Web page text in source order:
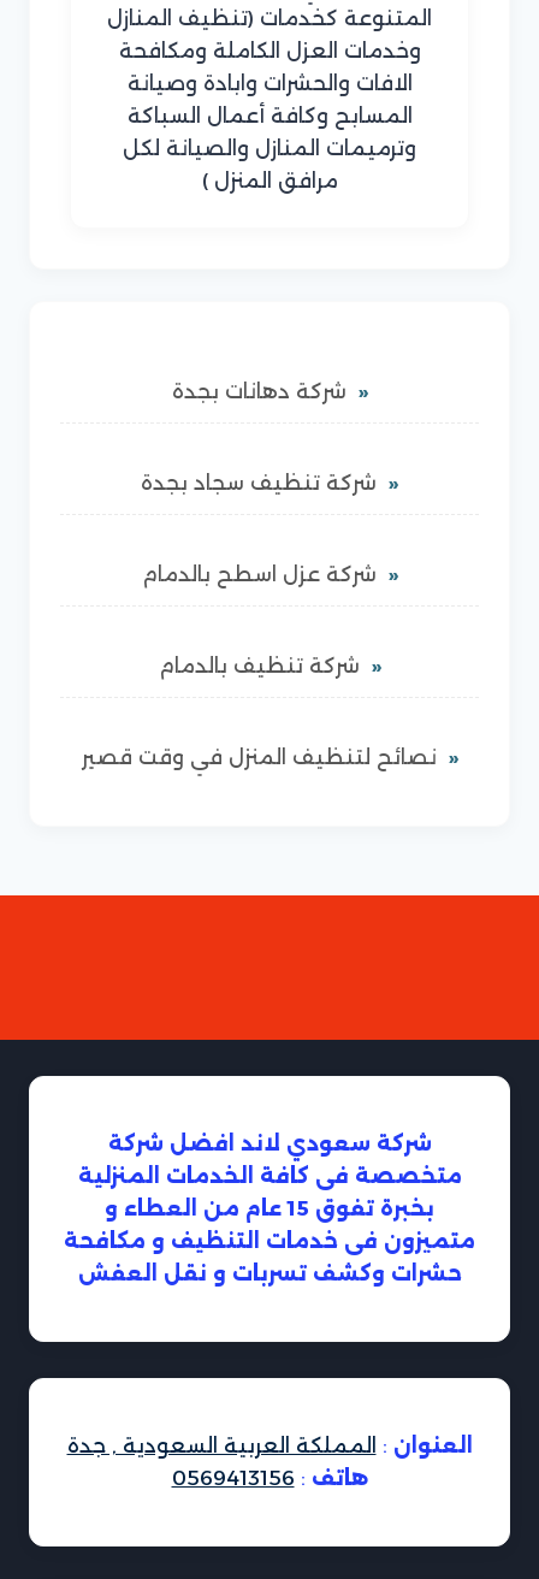
المتنوعة كخدمات (تنظيف المنازل
وخدمات العزل الكاملة ومكافحة
الافات والحشرات وابادة وصيانة
المسابح وكافة أعمال السباكة
وترميمات المنازل والصيانة لكل
مرافق المنزل )
شركة دهانات بجدة
شركة تنظيف سجاد بجدة
شركة عزل اسطح بالدمام
شركة تنظيف بالدمام
نصائح لتنظيف المنزل في وقت قصير
شركة سعودي لاند افضل شركة
متخصصة فى كافة الخدمات المنزلية
بخبرة تفوق 15 عام من العطاء و
متميزون فى خدمات التنظيف و مكافحة
حشرات وكشف تسربات و نقل العفش
العنوان : المملكة العربية السعودية , جدة
هاتف :
0569413156